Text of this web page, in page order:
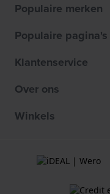
Populaire merken
Populaire pagina's
Klantenservice
Over ons
Winkels